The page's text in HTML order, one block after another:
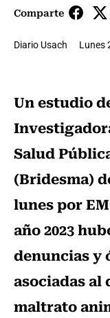
Comparte
Diario Usach Lunes
Un estudio
Salud
(Bridesma)
lunes por
año 2023
denuncias y
asociadas al
maltrato